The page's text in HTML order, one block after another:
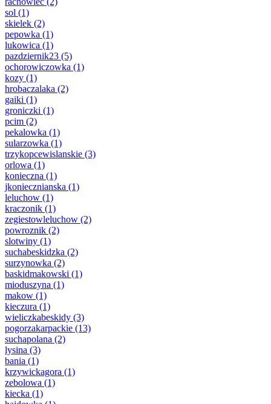
sol (1)
skielek (2)
pepowka (1)
lukowica (1)
pazdziernik23 (5)
ochorowiczowka (1)
kozy (1)
hrobaczalaka (2)
gaiki (1)
groniczki (1)
pcim (2)
pekalowka (1)
sularzowka (1)
trzykopcewislanskie (3)
orlowa (1)
konieczna (1)
jkoniecznianska (1)
leluchow (1)
kraczonik (1)
zegiestowleluchow (2)
powroznik (2)
slotwiny (1)
suchabeskidzka (2)
surzynowka (2)
baskidmakowski (1)
mioduszyna (1)
makow (1)
kieczura (1)
wieliczkabeskidy (3)
pogorzakarpackie (13)
suchapolana (2)
lysina (3)
bania (1)
krzywickagora (1)
zebolowa (1)
kiecka (1)